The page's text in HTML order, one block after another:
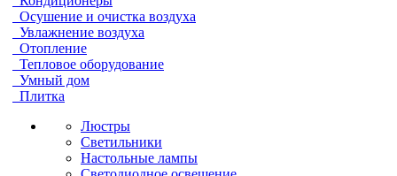
Осушение и очистка воздуха
Увлажнение воздуха
Отопление
Тепловое оборудование
Умный дом
Плитка
Люстры
Светильники
Настольные лампы